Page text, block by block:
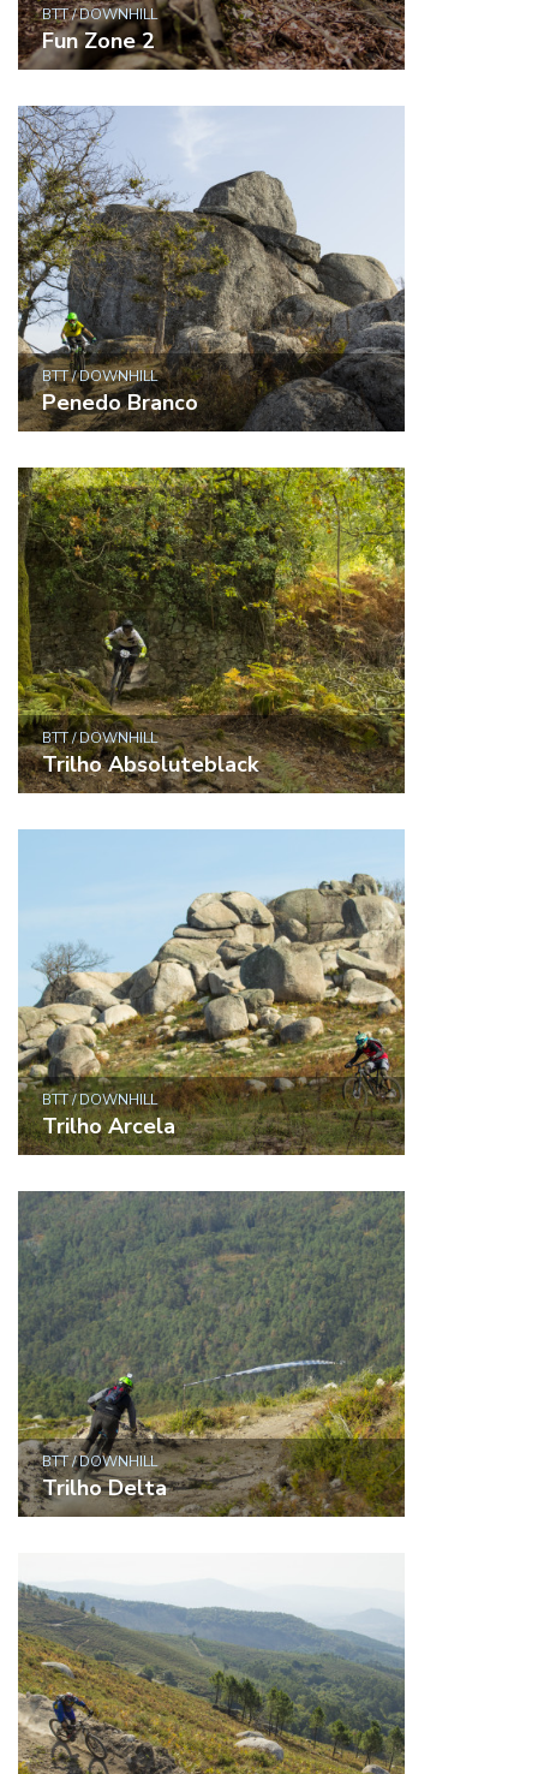
BTT / DOWNHILL
Fun Zone 2
BTT / DOWNHILL
Penedo Branco
BTT / DOWNHILL
Trilho Absoluteblack
BTT / DOWNHILL
Trilho Arcela
BTT / DOWNHILL
Trilho Delta